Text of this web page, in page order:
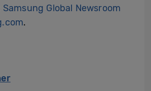
Samsung Global Newsroom
.